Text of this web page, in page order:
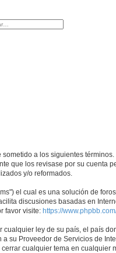
avanzada
a los siguientes
que los revisase por su cuenta
y/o reformados.
el cual es una solución de
discusiones basadas en
favor visite: https://
ley de su país, el país
su Proveedor de Servicios de
cualquier tema en cualquier